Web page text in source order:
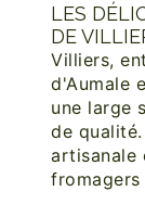
LES
DE
Villiers,
d'Aumale
une large
de
artisanale
fromagers